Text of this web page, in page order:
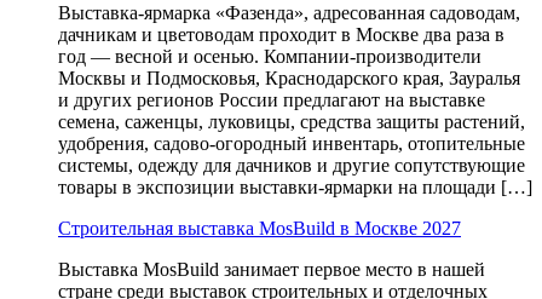
Выставка-ярмарка «Фазенда», адресованная садоводам,
дачникам и цветоводам проходит в Москве два раза в
год — весной и осенью. Компании-производители
Москвы и Подмосковья, Краснодарского края, Зауралья
и других регионов России предлагают на выставке
семена, саженцы, луковицы, средства защиты растений,
удобрения, садово-огородный инвентарь, отопительные
системы, одежду для дачников и другие сопутствующие
товары в экспозиции выставки-ярмарки на площади […]
Строительная выставка MosBuild в Москве 2027
Выставка MosBuild занимает первое место в нашей
стране среди выставок строительных и отделочных